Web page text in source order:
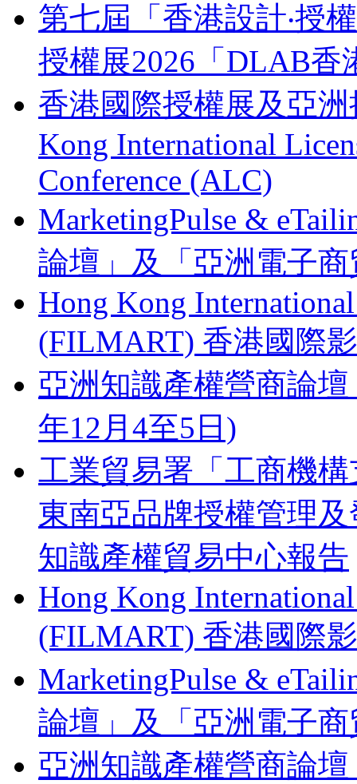
第七屆「香港設計‧授
授權展2026「DLAB香
香港國際授權展及亞
Kong International
Conference (ALC)
MarketingPulse &
論壇」及「亞洲電子商
Hong Kong
(FILMART) 香港國際
亞洲知識產權營商論壇
年12月4至5日)
工業貿易署「工商機
東南亞品牌授權管理
知識產權貿易中心報告
Hong Kong
(FILMART) 香港國際
MarketingPulse &
論壇」及「亞洲電子商
亞洲知識產權營商論壇